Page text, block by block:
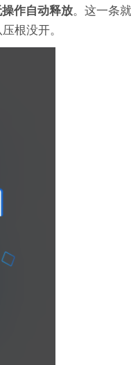
作自动释放。这一条
根没开。